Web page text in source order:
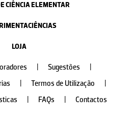
CIÊNCIA ELEMENTAR
LOJA
Sugestões
Termos de Utilização
FAQs Contactos